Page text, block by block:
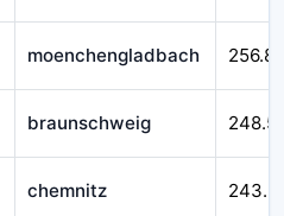
moenchengladbach
braunschweig
chemnitz